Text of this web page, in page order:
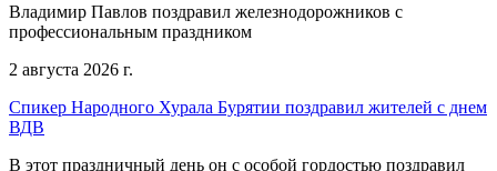
Владимир Павлов поздравил железнодорожников с
профессиональным праздником
2 августа 2026 г.
Спикер Народного Хурала Бурятии поздравил жителей с днем
ВДВ
В этот праздничный день он с особой гордостью поздравил